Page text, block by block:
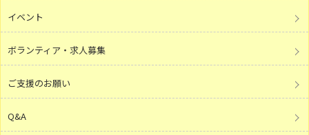
イベント
ボランティア・求人募集
ご支援のお願い
Q&A